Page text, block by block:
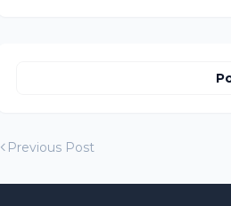
Previous Post